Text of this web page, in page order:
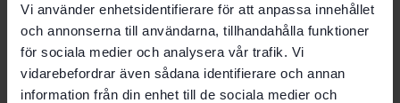
Vi använder enhetsidentifierare för att anpassa innehållet
och annonserna till användarna, tillhandahålla funktioner
för sociala medier och analysera vår trafik. Vi
vidarebefordrar även sådana identifierare och annan
information från din enhet till de sociala medier och
Det finns inga recensioner än.
Bli först med att recensera ”Festool Kapanslag CS 70
KA”